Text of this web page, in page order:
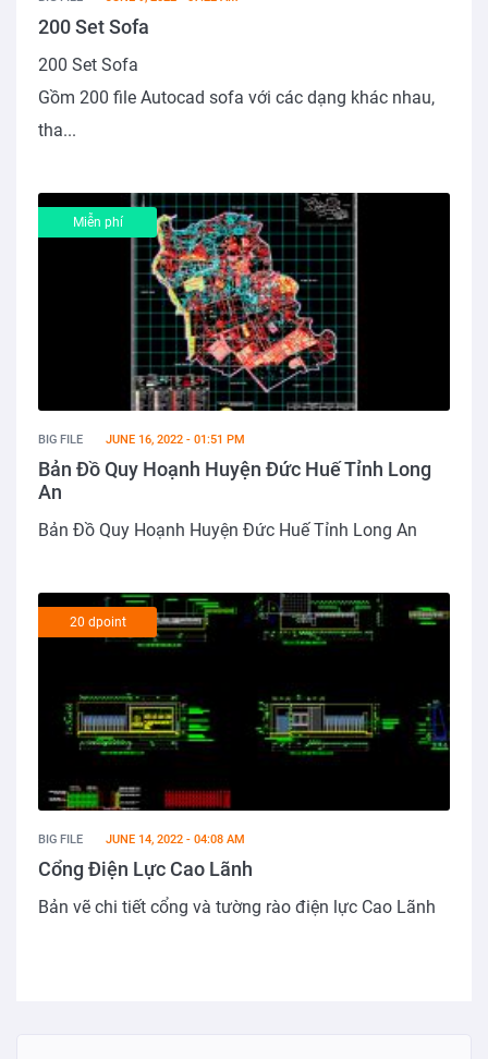
200 Set Sofa
200 Set Sofa
Gồm 200 file Autocad sofa với các dạng khác nhau,
tha...
Miễn phí
BIG FILE JUNE 16, 2022 - 01:51 PM
Bản Đồ Quy Hoạnh Huyện Đức Huế Tỉnh Long
An
Bản Đồ Quy Hoạnh Huyện Đức Huế Tỉnh Long An
20 dpoint
BIG FILE JUNE 14, 2022 - 04:08 AM
Cổng Điện Lực Cao Lãnh
Bản vẽ chi tiết cổng và tường rào điện lực Cao Lãnh